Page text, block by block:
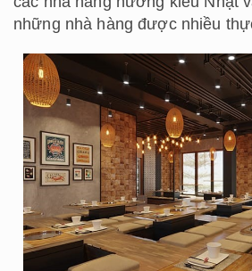
những nhà hàng được nhiều